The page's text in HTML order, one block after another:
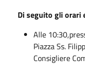
Di seguito gli orari
Alle
Piazza Ss.
Consigliere